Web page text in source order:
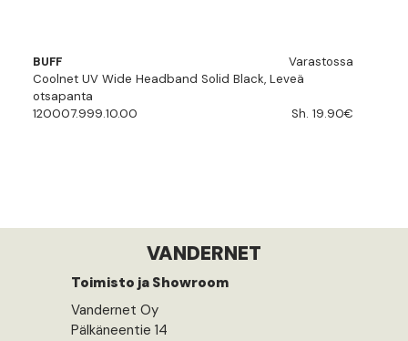
BUFF
Varastossa
Coolnet UV Wide Headband Solid Black, Leveä
otsapanta
120007.999.10.00
Sh. 19.90€
VANDERNET
Toimisto ja Showroom
Vandernet Oy
Pälkäneentie 14